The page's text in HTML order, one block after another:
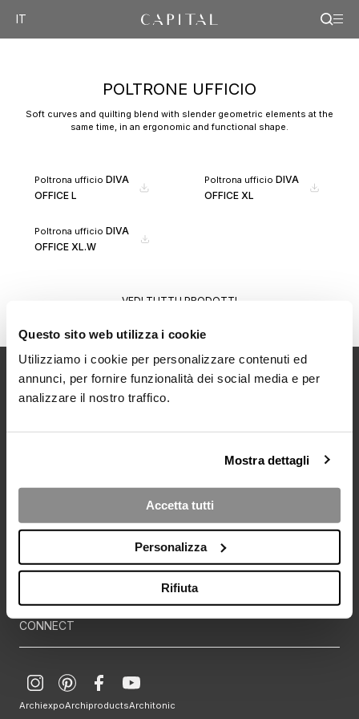
Questo sito web utilizza i cookie
Utilizziamo i cookie per personalizzare contenuti ed
annunci, per fornire funzionalità dei social media e per
analizzare il nostro traffico.
Mostra dettagli
Accetta tutti
Personalizza
Rifiuta
IT
POLTRONE UFFICIO
Soft curves and quilting blend with slender geometric elements at the
same time, in an ergonomic and functional shape.
Poltrona ufficio DIVA
OFFICE L
Poltrona ufficio DIVA
OFFICE XL
Poltrona ufficio DIVA
OFFICE XL.W
VEDI TUTTI I PRODOTTI
BROWSE SERVICES
Campionario
Area riservata
ABOUT
Designer
Atelier
CONNECT
ArchiexpoArchiproductsArchitonic